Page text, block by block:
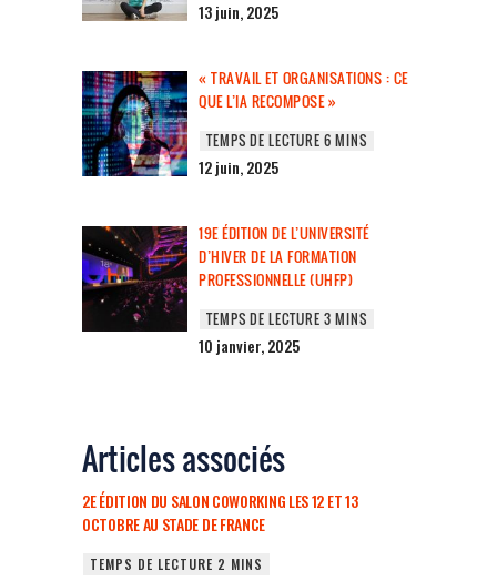
13 juin, 2025
« TRAVAIL ET ORGANISATIONS : CE
QUE L’IA RECOMPOSE »
12 juin, 2025
19E ÉDITION DE L’UNIVERSITÉ
D’HIVER DE LA FORMATION
PROFESSIONNELLE (UHFP)
10 janvier, 2025
Articles associés
2E ÉDITION DU SALON COWORKING LES 12 ET 13
OCTOBRE AU STADE DE FRANCE